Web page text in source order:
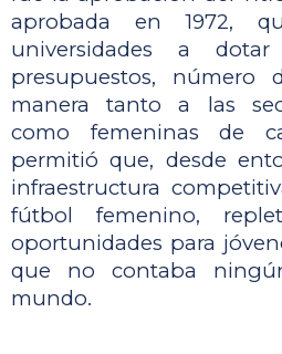
aprobada en 1972,
universidades a dotar
presupuestos, número
manera tanto a las
como femeninas de
permitió que, desde
infraestructura
fútbol femenino,
oportunidades para
que no contaba
mundo.